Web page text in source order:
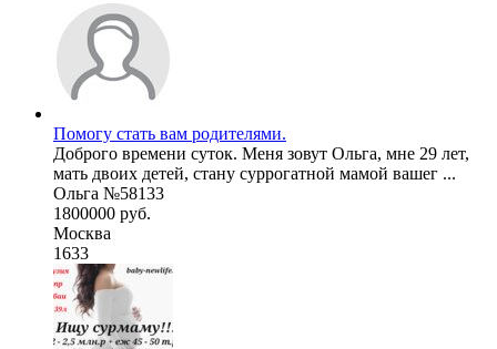
Помогу стать вам родителями.
Доброго времени суток. Меня зовут Ольга, мне 29 лет,
мать двоих детей, стану суррогатной мамой вашег ...
Ольга №58133
1800000 руб.
Москва
1633